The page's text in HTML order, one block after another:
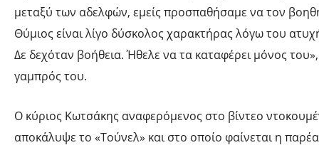
μεταξύ των αδελφών, εμείς προσπαθήσαμε να τον
Θύμιος είναι λίγο δύσκολος χαρακτήρας λόγω του
Δε δεχόταν βοήθεια. Ήθελε να τα καταφέρει μόνος
γαμπρός του.
Ο κύριος Κωτσάκης αναφερόμενος στο βίντεο
αποκάλυψε το «Τούνελ» και στο οποίο φαίνεται η